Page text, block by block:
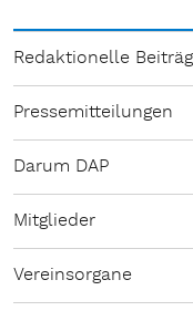
Redaktionelle
Pressemitteilungen
Darum DAP
Mitglieder
Vereinsorgane